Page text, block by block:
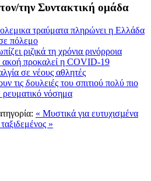
την Συντακτική ομάδα
τραύματα πληρώνει η Ελλάδα
πόλεμο
ριζικά τη χρόνια ρινόρροια
ακοή προκαλεί η COVID-19
σε νέους αθλητές
τις δουλειές του σπιτιού πολύ πιο
νόσημα
« Μυστικά για ευτυχισµένα
»